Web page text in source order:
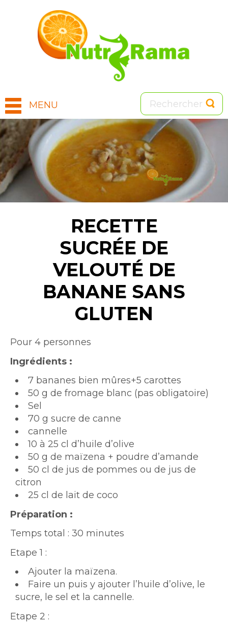
MENU
Image
RECETTE
SUCRÉE DE
VELOUTÉ DE
BANANE SANS
GLUTEN
Intro
Pour 4 personnes
Texte
Ingrédients :
7 bananes bien mûres+5 carottes
50 g de fromage blanc (pas obligatoire)
Sel
70 g sucre de canne
cannelle
10 à 25 cl d’huile d’olive
50 g de maïzena + poudre d’amande
50 cl de jus de pommes ou de jus de
citron
25 cl de lait de coco
Préparation :
Temps total : 30 minutes
Etape 1 :
Ajouter la maïzena.
Faire un puis y ajouter l’huile d’olive, le
sucre, le sel et la cannelle.
Etape 2 :